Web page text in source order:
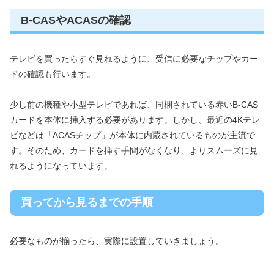
B-CASやACASの確認
テレビを買ったらすぐ見れるように、受信に必要なチップやカー
ドの確認も行います。
少し前の機種や小型テレビであれば、同梱されている赤いB-CAS
カードを本体に挿入する必要があります。しかし、最近の4Kテレ
ビなどは「ACASチップ」が本体に内蔵されているものが主流で
す。そのため、カードを挿す手間がなくなり、よりスムーズに見
れるようになっています。
買ってから見るまでの手順
必要なものが揃ったら、実際に設置していきましょう。